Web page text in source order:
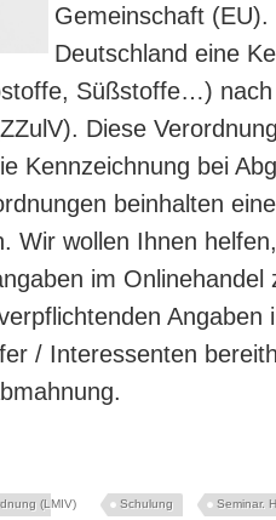
Gemeinschaft
Deutschland eine
Süßstoffe…)
Diese
Kennzeichnung bei
beinhalten
Wir wollen Ihnen
im
Angaben
/ Interessenten
(LMIV) Schulung Seminar.